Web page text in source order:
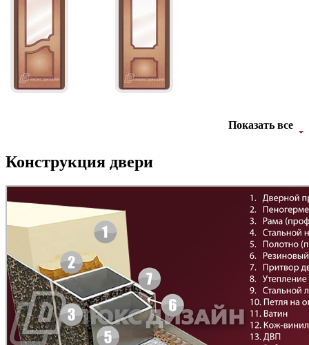
Рисунок 9 Рисунок 10
Б-35 3
БУК БАВАРИЯ
Показать все
Конструкция двери